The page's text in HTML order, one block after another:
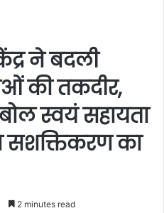
ने बदली
की तकदीर,
स्वयं सहायता
सशक्तिकरण का
2 minutes read